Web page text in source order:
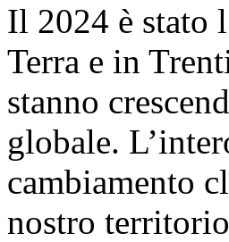
Il 2024 è stato
Terra e in
stanno
globale.
cambiamento
nostro